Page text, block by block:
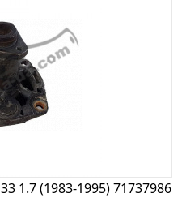
1.7 (1983-1995) 71737986